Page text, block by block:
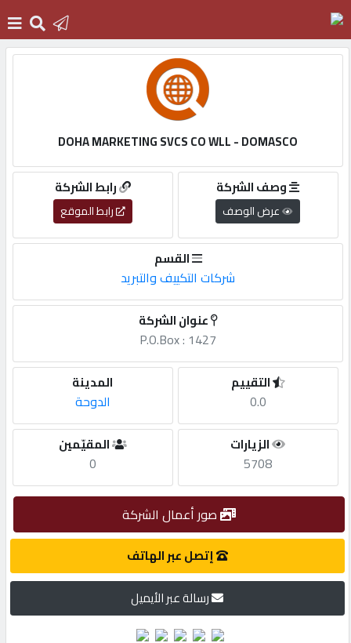
دخول
التسجيل
English
أضف
طلب
شركات
DOHA MARKETING SVCS CO WLL - DOMASCO
رابط الشركة
رابط الموقع
وصف الشركة
عرض الوصف
القسم
شركات التكييف والتبريد
عنوان الشركة
P.O.Box : 1427
المدينة
الدوحة
التقييم
0.0
المقيّمين
0
الزيارات
5708
صور أعمال الشركة
إتصل عبر الهاتف
رسالة عبر الأيميل